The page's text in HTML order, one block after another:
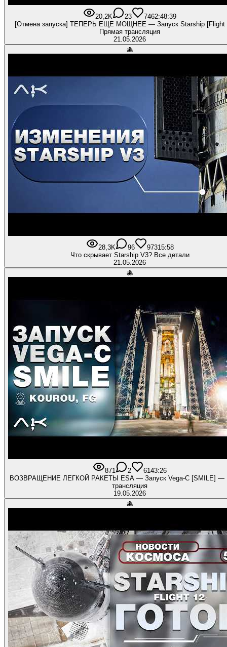
20,2K 23 7462:48:39
[Отмена запуска] ТЕПЕРЬ ЕЩЕ МОЩНЕЕ — Запуск Starship
Прямая трансляция
21.05.2026
🐙
28,3K 96 97315:58
Что скрывает Starship V3? Все детали
21.05.2026
🐙
871 2 6143:26
ВОЗВРАЩЕНИЕ ЛЕГКОЙ РАКЕТЫ ESA — Запуск Vega-C [SMILE] —
трансляция
19.05.2026
🐙